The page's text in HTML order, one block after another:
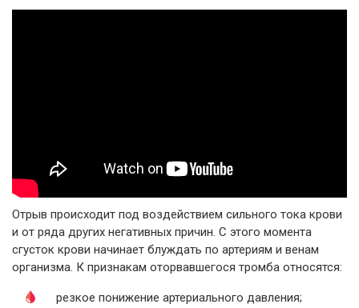
Отрыв происходит под воздействием сильного тока крови
и от ряда других негативных причин. С этого момента
сгусток крови начинает блуждать по артериям и венам
организма. К признакам оторвавшегося тромба относятся:
резкое понижение артериального давления;